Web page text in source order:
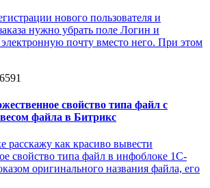
нового пользователя и
нужно убрать поле Логин и
электронную почту вместо него. При этом
свойство типа файл с
файла в Битрикс
расскажу как красиво вывести
свойство типа файл в инфоблоке 1С-
оригинального названия файла, его